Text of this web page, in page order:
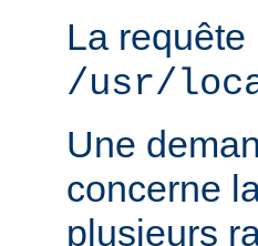
La
/usr/
Une
concerne
plusieurs